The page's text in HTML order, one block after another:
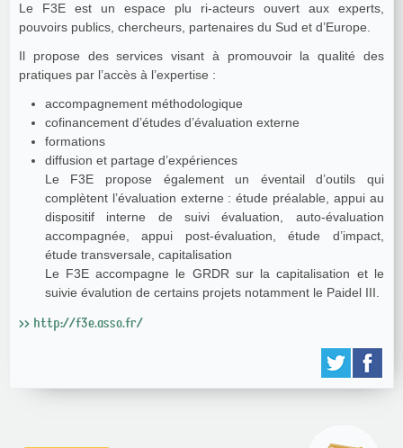
Le F3E est un espace plu ri-acteurs ouvert aux experts,
pouvoirs publics, chercheurs, partenaires du Sud et d’Europe.
Il propose des services visant à promouvoir la qualité des
pratiques par l’accès à l’expertise :
accompagnement méthodologique
cofinancement d’études d’évaluation externe
formations
diffusion et partage d’expériences
Le F3E propose également un éventail d’outils qui
complètent l’évaluation externe : étude préalable, appui au
dispositif interne de suivi évaluation, auto-évaluation
accompagnée, appui post-évaluation, étude d’impact,
étude transversale, capitalisation
Le F3E accompagne le GRDR sur la capitalisation et le
suivie évalution de certains projets notamment le Paidel III.
>> http://f3e.asso.fr/